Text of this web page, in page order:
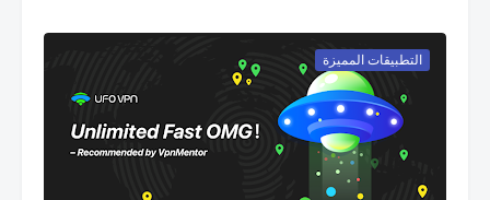
التطبيقات المميزة